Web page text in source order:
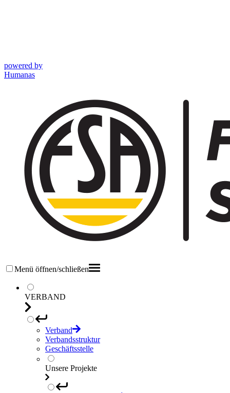
powered by
Humanas
Menü öffnen/schließen
VERBAND
Verband
Verbandsstruktur
Geschäftsstelle
Unsere Projekte